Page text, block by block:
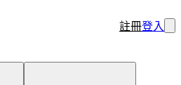
註冊登入